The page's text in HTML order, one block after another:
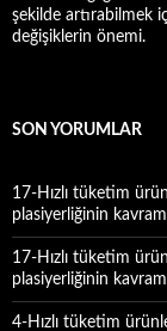
şekilde artırabilmek
değişiklerin önemi.
SON YORUMLAR
17-Hızlı tüketim
plasiyerliğinin
17-Hızlı tüketim
plasiyerliğinin
4-Hızlı tüketim